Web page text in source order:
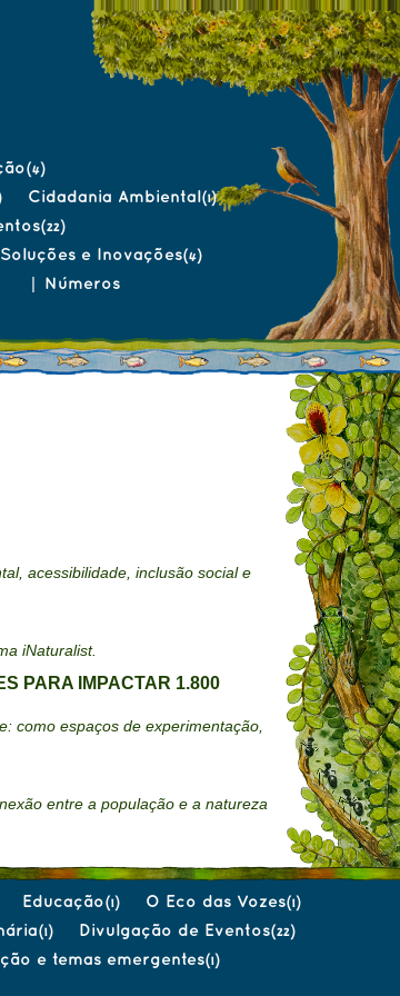
(4)
Cidadania Ambiental(1)
(22)
Soluções e Inovações(4)
| Números
acessibilidade, inclusão social e
iNaturalist.
PARA IMPACTAR 1.800
como espaços de experimentação,
entre a população e a natureza
Educação(1) O Eco das Vozes(1)
(1) Divulgação de Eventos(22)
e temas emergentes(1)